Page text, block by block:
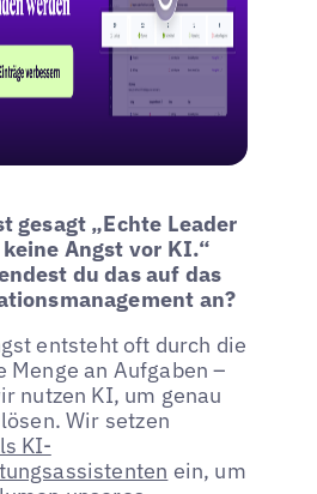
gesagt „Echte Leader
Angst vor KI.“
du das auf das
an?
entsteht oft durch die
Menge an Aufgaben –
nutzen KI, um genau
Wir setzen
KI-
ein, um